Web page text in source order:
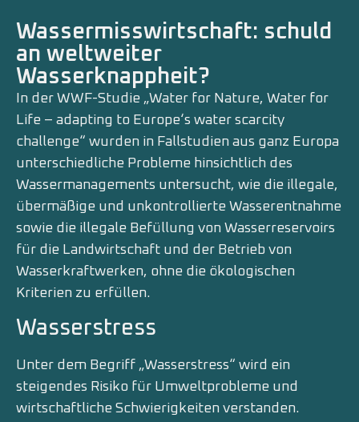
Wassermisswirtschaft: schuld
an weltweiter
Wasserknappheit?
In der WWF-Studie „Water for Nature, Water for
Life – adapting to Europe‘s water scarcity
challenge“ wurden in Fallstudien aus ganz Europa
unterschiedliche Probleme hinsichtlich des
Wassermanagements untersucht, wie die illegale,
übermäßige und unkontrollierte Wasserentnahme
sowie die illegale Befüllung von Wasserreservoirs
für die Landwirtschaft und der Betrieb von
Wasserkraftwerken, ohne die ökologischen
Kriterien zu erfüllen.
Wasserstress
Unter dem Begriff „Wasserstress“ wird ein
steigendes Risiko für Umweltprobleme und
wirtschaftliche Schwierigkeiten verstanden.